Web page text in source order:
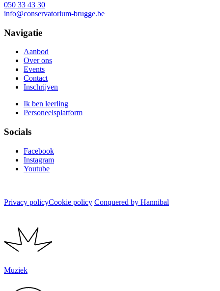
050 33 43 30
info@conservatorium-brugge.be
Navigatie
Aanbod
Over ons
Events
Contact
Inschrijven
Ik ben leerling
Personeelsplatform
Socials
Facebook
Instagram
Youtube
Privacy policyCookie policy Conquered by Hannibal
Muziek